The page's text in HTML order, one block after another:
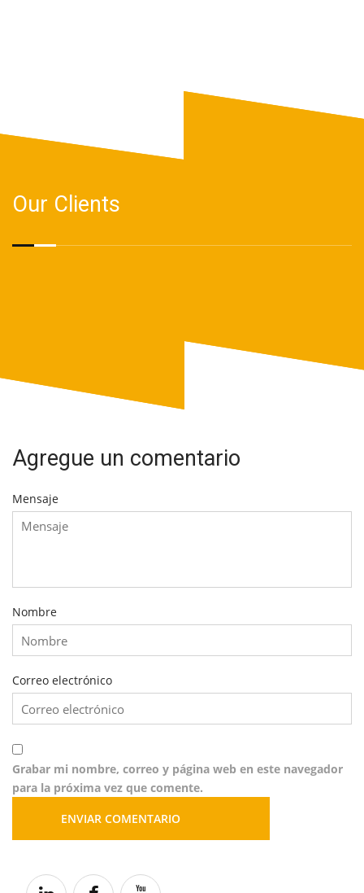
Our Clients
Agregue un comentario
Mensaje
Nombre
Correo electrónico
Grabar mi nombre, correo y página web en este navegador
para la próxima vez que comente.